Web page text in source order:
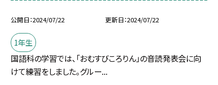
公開日 2024/07/22 更新日 2024/07/22
1年生
国語科の学習では、「おむすびころりん」の音読発表会に向
けて練習をしました。グルー...